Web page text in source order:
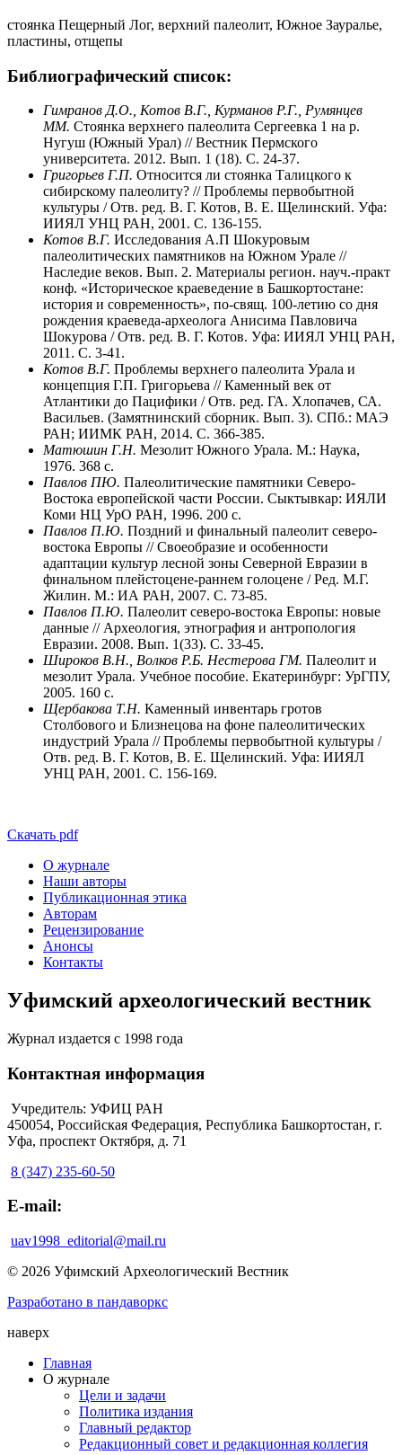
стоянка Пещерный Лог, верхний палеолит, Южное Зауралье,
пластины, отщепы
Библиографический список:
Гимранов Д.О., Котов В.Г., Курманов Р.Г., Румянцев
ММ. Стоянка верхнего палеолита Сергеевка 1 на р.
Нугуш (Южный Урал) // Вест­ник Пермского
университета. 2012. Вып. 1 (18). С. 24-37.
Григорьев Г.П. Относится ли стоянка Та­лицкого к
сибирскому палеолиту? // Проблемы первобытной
культуры / Отв. ред. В. Г. Котов, B. Е. Щелинский. Уфа:
ИИЯЛ УНЦ РАН, 2001. C. 136-155.
Котов В.Г. Исследования А.П Шокуровым
палеолитических памятников на Южном Урале //
Наследие веков. Вып. 2. Материалы регион. науч.-практ
конф. «Историческое краеведение в Башкортостане:
история и современность», по-свящ. 100-летию со дня
рождения краеведа-архе­олога Анисима Павловича
Шокурова / Отв. ред. В. Г. Котов. Уфа: ИИЯЛ УНЦ РАН,
2011. С. 3-41.
Котов В.Г. Проблемы верхнего палеолита Урала и
концепция Г.П. Григорьева // Камен­ный век от
Атлантики до Пацифики / Отв. ред. ГА. Хлопачев, СА.
Васильев. (Замятнинский сборник. Вып. 3). СПб.: МАЭ
РАН; ИИМК РАН, 2014. С. 366-385.
Матюшин Г.Н. Мезолит Южного Урала. М.: Наука,
1976. 368 с.
Павлов ПЮ. Палеолитические памятники Северо-
Востока европейской части России. Сык­тывкар: ИЯЛИ
Коми НЦ УрО РАН, 1996. 200 с.
Павлов П.Ю. Поздний и финальный палео­лит северо-
востока Европы // Своеобразие и осо­бенности
адаптации культур лесной зоны Север­ной Евразии в
финальном плейстоцене-раннем голоцене / Ред. М.Г.
Жилин. М.: ИА РАН, 2007. С. 73-85.
Павлов П.Ю. Палеолит северо-востока Ев­ропы: новые
данные // Археология, этногра­фия и антропология
Евразии. 2008. Вып. 1(33). С. 33-45.
Широков В.Н., Волков Р.Б. Нестерова ГМ. Палеолит и
мезолит Урала. Учебное пособие. Екатеринбург: УрГПУ,
2005. 160 с.
Щербакова Т.Н. Каменный инвентарь гротов
Столбового и Близнецова на фоне палеолитиче­ских
индустрий Урала // Проблемы первобытной культуры /
Отв. ред. В. Г. Котов, В. Е. Щелин­ский. Уфа: ИИЯЛ
УНЦ РАН, 2001. С. 156-169.
Скачать pdf
О журнале
Наши авторы
Публикационная этика
Авторам
Рецензирование
Анонсы
Контакты
Уфимский археологический вестник
Журнал издается с 1998 года
Контактная информация
Учредитель: УФИЦ РАН
450054, Российская Федерация, Республика Башкортостан, г.
Уфа, проспект Октября, д. 71
8 (347) 235-60-50
E-mail:
uav1998_editorial@mail.ru
© 2026 Уфимский Археологический Вестник
Разработано в пандаворкс
наверх
Главная
О журнале
Цели и задачи
Политика издания
Главный редактор
Редакционный совет и редакционная коллегия